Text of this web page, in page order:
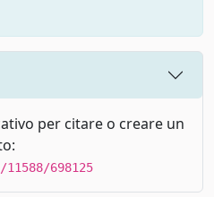
per citare o creare un
698125